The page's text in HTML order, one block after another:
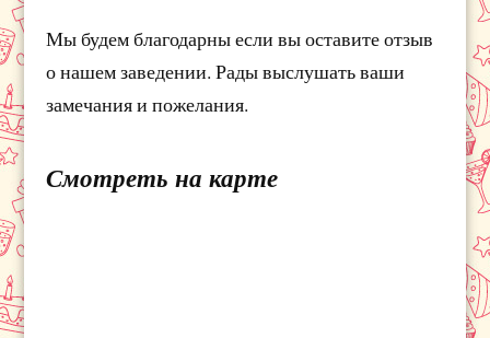
Мы будем благодарны если вы оставите отзыв
о нашем заведении. Рады выслушать ваши
замечания и пожелания.
Смотреть на карте